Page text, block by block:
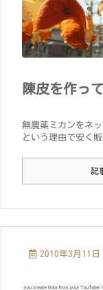
陳皮を作っ
無農薬ミカンをネ
という理由で安く
記
2010年3月11日